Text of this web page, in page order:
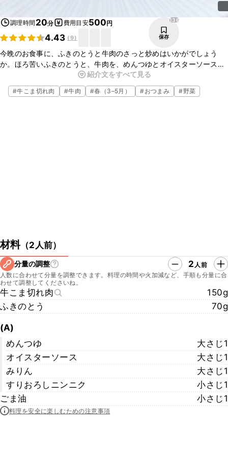
調理時間 20分 費用目安500円
4.43 (9)
136
保存
今晩のお食事に、ふきのとうと牛肉のさっと炒めはいかがでしょう
か。ほろ苦いふきのとうと、牛肉を、めんつゆとオイスターソースで
味付けをすると、ごはんにぴったりのおかずになりますよ。お酒のお
つまみにも最適なので、ぜひお試しくださいね。
紹介文をすべて見る
#牛こま切れ肉 #牛肉 #春（3–5月） #おつまみ #野菜
材料（2人前）
分量の調整 2 人前
人数に合わせて分量を調整できます。料理の時間や火加減など、手順も分量に合
わせて調整してくださいね。
牛こま切れ肉
150g
ふきのとう
70g
(A)
めんつゆ
大さじ1
オイスターソース
大さじ1
みりん
大さじ1
すりおろしニンニク
小さじ1
ごま油
小さじ1
料理を安全に楽しむための注意事項